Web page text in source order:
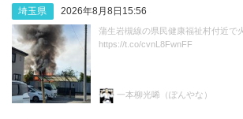
埼玉県 2026年8月8日15:56
蒲生岩槻線の県民健康福祉村付近で
https://t.co/cvnL8FwnFF
一本柳光唏（ぽんやな）